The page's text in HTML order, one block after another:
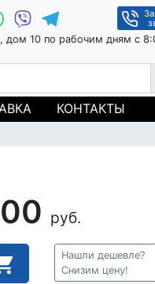
дом 10 по рабочим дням с
КОНТАКТЫ
руб.
Нашли дешевле?
Снизим цену!